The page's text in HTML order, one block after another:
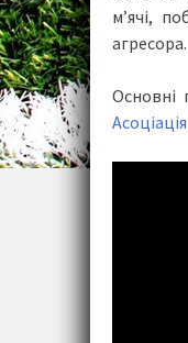
м’ячі,
агресора.
Основні